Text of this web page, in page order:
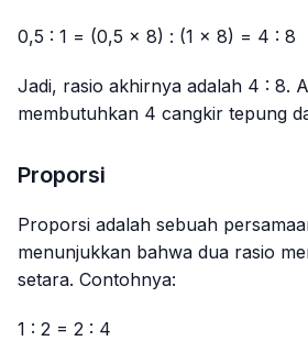
0,5 : 1 = (0,5 × 8) : (1 × 8) = 4 : 8
Jadi, rasio akhirnya adalah 4 : 8.
membutuhkan 4 cangkir tepung
Proporsi
Proporsi adalah sebuah
menunjukkan bahwa dua rasio
setara. Contohnya:
1 : 2 = 2 : 4